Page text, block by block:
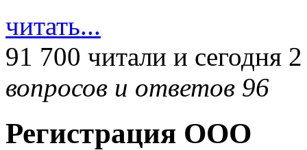
читать...
91 700 читали и сегодня 2
вопросов и ответов 96
Регистрация ООО